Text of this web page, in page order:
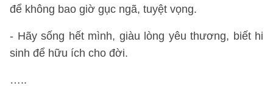
để không bao giờ gục ngã, tuyệt vọng.
- Hãy sống hết mình, giàu lòng yêu thương, biết hi
sinh để hữu ích cho đời.
…..